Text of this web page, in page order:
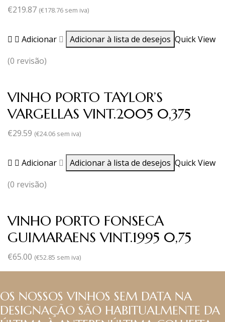
€219.87 (€178.76 sem iva)
Adicionar Adicionar à lista de desejos Quick View
(0 revisão)
VINHO PORTO TAYLOR’S
VARGELLAS VINT.2005 0,375
€29.59 (€24.06 sem iva)
Adicionar Adicionar à lista de desejos Quick View
(0 revisão)
VINHO PORTO FONSECA
GUIMARAENS VINT.1995 0,75
€65.00 (€52.85 sem iva)
OS NOSSOS VINHOS SEM DATA NA
DESIGNAÇÃO SÃO HABITUALMENTE DA